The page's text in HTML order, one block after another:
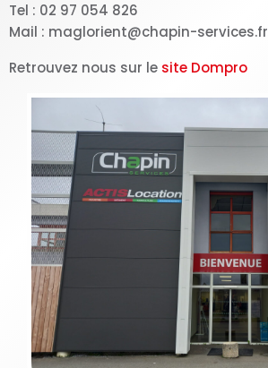
Tel : 02 97 054 826
Mail : maglorient@chapin-services.fr
Retrouvez nous sur le site Dompro